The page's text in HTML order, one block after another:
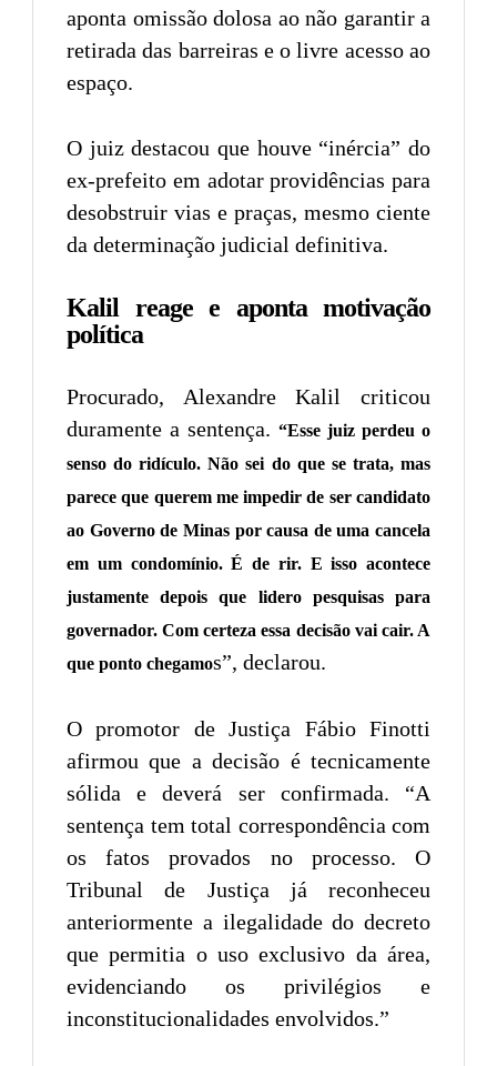
aponta omissão dolosa ao não garantir a
retirada das barreiras e o livre acesso ao
espaço.
O juiz destacou que houve “inércia” do
ex-prefeito em adotar providências para
desobstruir vias e praças, mesmo ciente
da determinação judicial definitiva.
Kalil reage e aponta motivação
política
Procurado, Alexandre Kalil criticou
duramente a sentença. “Esse juiz perdeu o
senso do ridículo. Não sei do que se trata, mas
parece que querem me impedir de ser candidato
ao Governo de Minas por causa de uma cancela
em um condomínio. É de rir. E isso acontece
justamente depois que lidero pesquisas para
governador. Com certeza essa decisão vai cair. A
que ponto chegamos”, declarou.
O promotor de Justiça Fábio Finotti
afirmou que a decisão é tecnicamente
sólida e deverá ser confirmada. “A
sentença tem total correspondência com
os fatos provados no processo. O
Tribunal de Justiça já reconheceu
anteriormente a ilegalidade do decreto
que permitia o uso exclusivo da área,
evidenciando os privilégios e
inconstitucionalidades envolvidos.”